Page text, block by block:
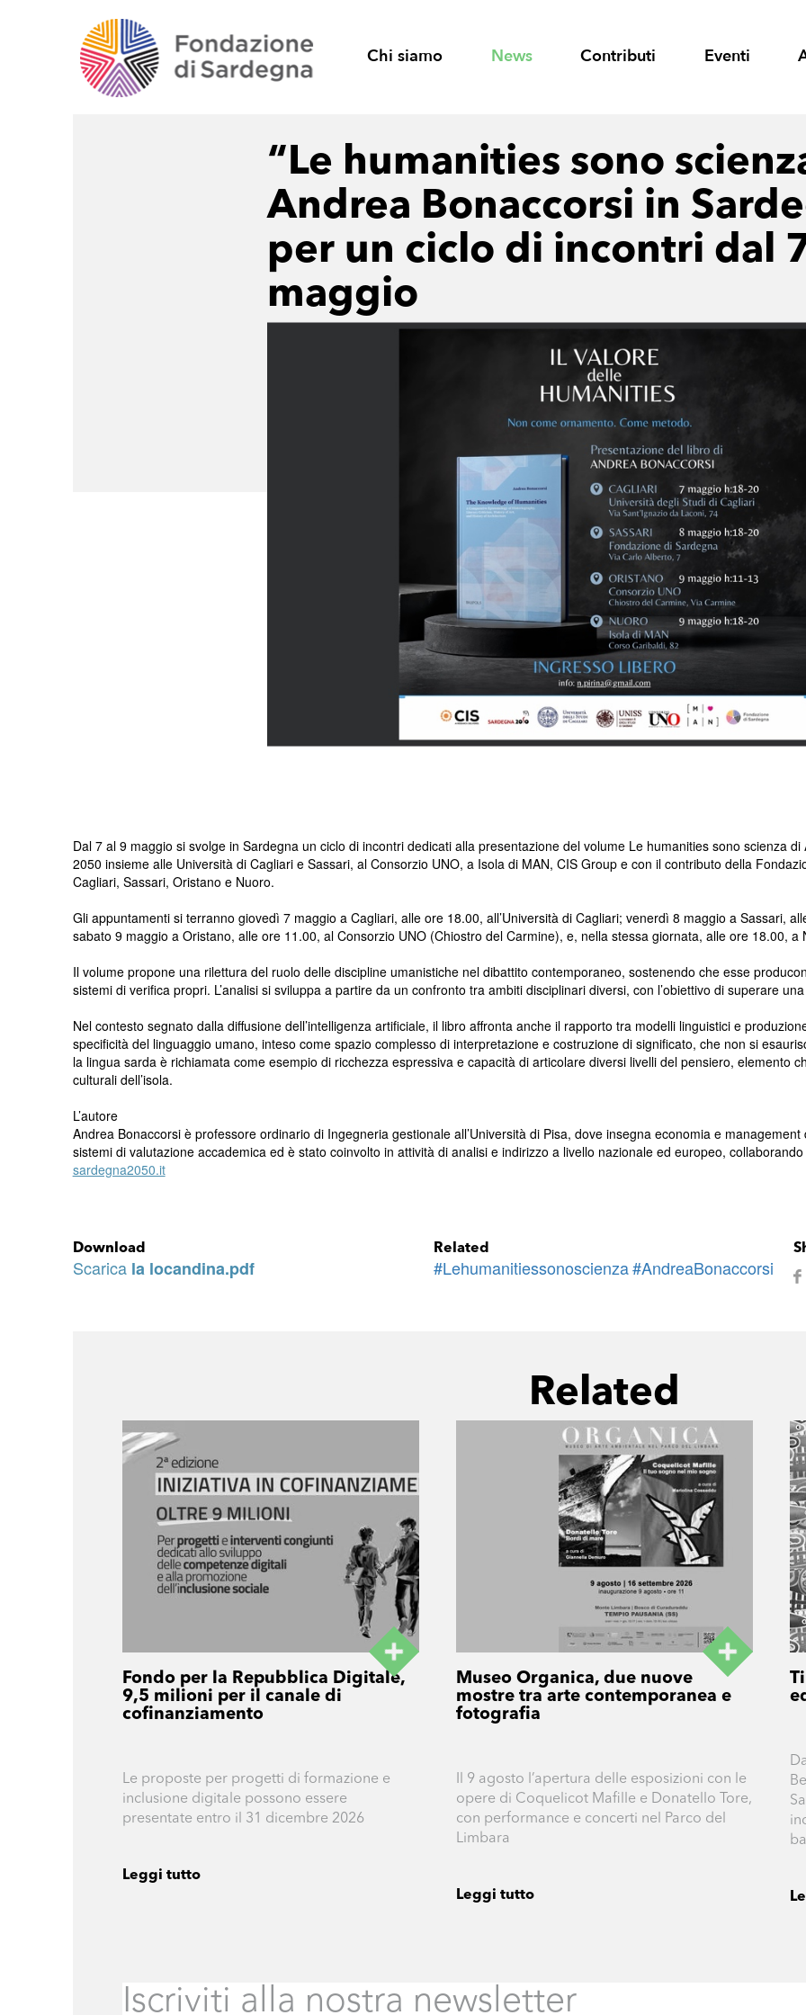
Chi siamo News Contributi Eventi
“Le humanities sono
Andrea Bonaccorsi in
per un ciclo di incontri dal
maggio
Dal 7 al 9 maggio si svolge in Sardegna un ciclo di incontri dedicati alla presentazione del volume Le humanities sono scienza
2050 insieme alle Università di Cagliari e Sassari, al Consorzio UNO, a Isola di MAN, CIS Group e con il contributo della
Cagliari, Sassari, Oristano e Nuoro.
Gli appuntamenti si terranno giovedì 7 maggio a Cagliari, alle ore 18.00, all’Università di Cagliari; venerdì 8 maggio a Sassari,
sabato 9 maggio a Oristano, alle ore 11.00, al Consorzio UNO (Chiostro del Carmine), e, nella stessa giornata, alle ore 18.00, a
Il volume propone una rilettura del ruolo delle discipline umanistiche nel dibattito contemporaneo, sostenendo che esse
sistemi di verifica propri. L’analisi si sviluppa a partire da un confronto tra ambiti disciplinari diversi, con l’obiettivo di superare
Nel contesto segnato dalla diffusione dell’intelligenza artificiale, il libro affronta anche il rapporto tra modelli linguistici e
specificità del linguaggio umano, inteso come spazio complesso di interpretazione e costruzione di significato, che non si
la lingua sarda è richiamata come esempio di ricchezza espressiva e capacità di articolare diversi livelli del pensiero, elemento
culturali dell’isola.
L’autore
Andrea Bonaccorsi è professore ordinario di Ingegneria gestionale all’Università di Pisa, dove insegna economia e
sistemi di valutazione accademica ed è stato coinvolto in attività di analisi e indirizzo a livello nazionale ed europeo,
sardegna2050.it
Download
Scarica la locandina.pdf
Related
#Lehumanitiessonoscienza#AndreaBonaccorsi
Related
Fondo per la Repubblica Digitale,
9,5 milioni per il canale di
cofinanziamento
Le proposte per progetti di formazione e
inclusione digitale possono essere
presentate entro il 31 dicembre 2026
Leggi tutto
Museo Organica, due nuove
mostre tra arte contemporanea e
fotografia
Il 9 agosto l’apertura delle esposizioni con le
opere di Coquelicot Mafille e Donatello Tore,
con performance e concerti nel Parco del
Limbara
Leggi tutto